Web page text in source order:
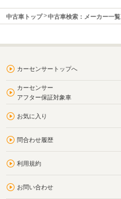
中古車トップ 中古車検索：メーカー一覧
カーセンサートップへ
カーセンサー
アフター保証対象車
お気に入り
問合わせ履歴
利用規約
お問い合わせ